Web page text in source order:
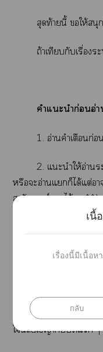
สุดท้ายนี้ ให้สนุ
ถ้าเทียบกับเรื่อง
คำแะนำก่อนอ่
1. อ่านคำเตือนก่
2. แะนำให้อ่าน
หรือะอ่านแก็ได้แต่
สงสัยเต์าได้เ^^)
Time line
2. ะวายร้ายจ้
ในิสัยเญ่ากับแ
เนื้
เรื่องนี้มีเนื้อ
กลับ